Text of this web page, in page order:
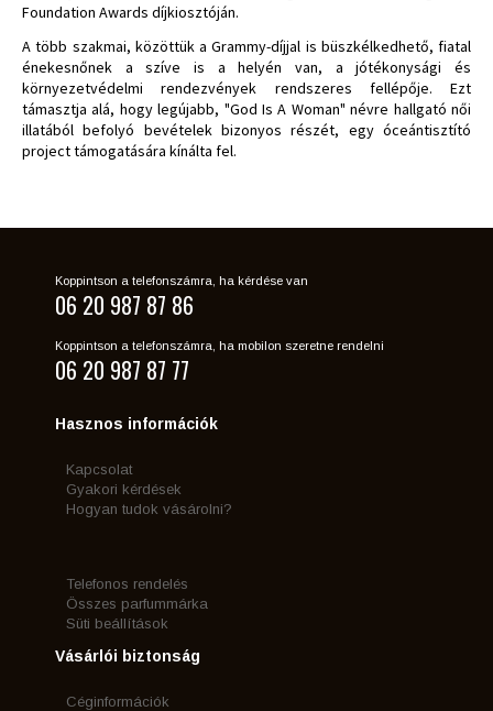
Foundation Awards díjkiosztóján.
A több szakmai, közöttük a Grammy-díjjal is büszkélkedhető, fiatal
énekesnőnek a szíve is a helyén van, a jótékonysági és
környezetvédelmi rendezvények rendszeres fellépője. Ezt
támasztja alá, hogy legújabb, "God Is A Woman" névre hallgató női
illatából befolyó bevételek bizonyos részét, egy óceántisztító
project támogatására kínálta fel.
Koppintson a telefonszámra, ha kérdése van
06 20 987 87 86
Koppintson a telefonszámra, ha mobilon szeretne rendelni
06 20 987 87 77
Hasznos információk
Kapcsolat
Gyakori kérdések
Hogyan tudok vásárolni?
Telefonos rendelés
Összes parfummárka
Süti beállítások
Vásárlói biztonság
Céginformációk